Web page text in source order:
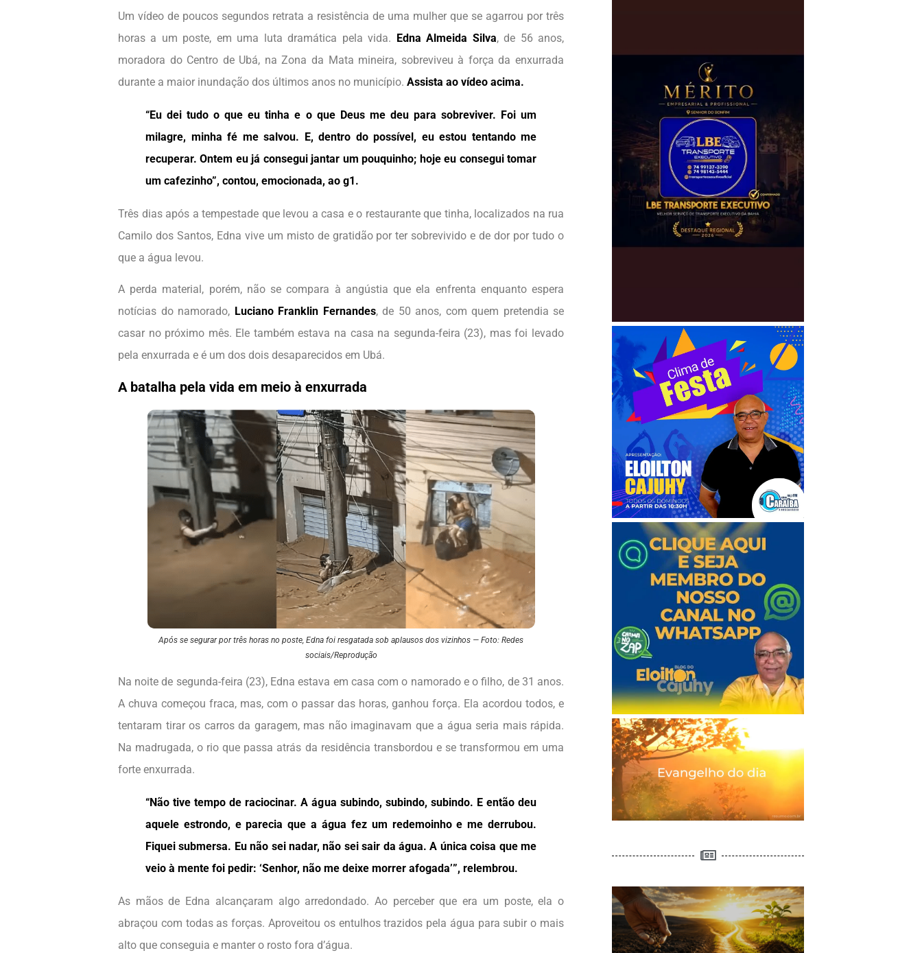
Um vídeo de poucos segundos retrata a resistência de uma mulher que se agarrou por três
horas a um poste, em uma luta dramática pela vida. Edna Almeida Silva, de 56 anos,
moradora do Centro de Ubá, na Zona da Mata mineira, sobreviveu à força da enxurrada
durante a maior inundação dos últimos anos no município. Assista ao vídeo acima.
“Eu dei tudo o que eu tinha e o que Deus me deu para sobreviver. Foi um
milagre, minha fé me salvou. E, dentro do possível, eu estou tentando me
recuperar. Ontem eu já consegui jantar um pouquinho; hoje eu consegui tomar
um cafezinho”, contou, emocionada, ao g1.
Três dias após a tempestade que levou a casa e o restaurante que tinha, localizados na rua
Camilo dos Santos, Edna vive um misto de gratidão por ter sobrevivido e de dor por tudo o
que a água levou.
A perda material, porém, não se compara à angústia que ela enfrenta enquanto espera
notícias do namorado, Luciano Franklin Fernandes, de 50 anos, com quem pretendia se
casar no próximo mês. Ele também estava na casa na segunda-feira (23), mas foi levado
pela enxurrada e é um dos dois desaparecidos em Ubá.
A batalha pela vida em meio à enxurrada
Após se segurar por três horas no poste, Edna foi resgatada sob aplausos dos vizinhos — Foto: Redes
sociais/Reprodução
Na noite de segunda-feira (23), Edna estava em casa com o namorado e o filho, de 31 anos.
A chuva começou fraca, mas, com o passar das horas, ganhou força. Ela acordou todos, e
tentaram tirar os carros da garagem, mas não imaginavam que a água seria mais rápida.
Na madrugada, o rio que passa atrás da residência transbordou e se transformou em uma
forte enxurrada.
“Não tive tempo de raciocinar. A água subindo, subindo, subindo. E então deu
aquele estrondo, e parecia que a água fez um redemoinho e me derrubou.
Fiquei submersa. Eu não sei nadar, não sei sair da água. A única coisa que me
veio à mente foi pedir: ‘Senhor, não me deixe morrer afogada’”, relembrou.
As mãos de Edna alcançaram algo arredondado. Ao perceber que era um poste, ela o
abraçou com todas as forças. Aproveitou os entulhos trazidos pela água para subir o mais
alto que conseguia e manter o rosto fora d’água.